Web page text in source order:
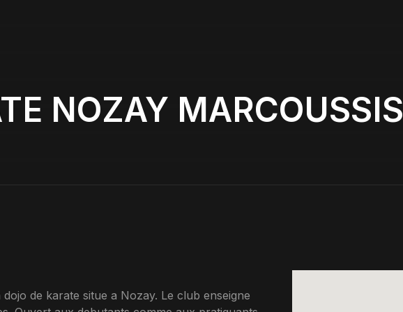
NOZAY MARCOUSSIS
de karate situe a Nozay. Le club enseigne